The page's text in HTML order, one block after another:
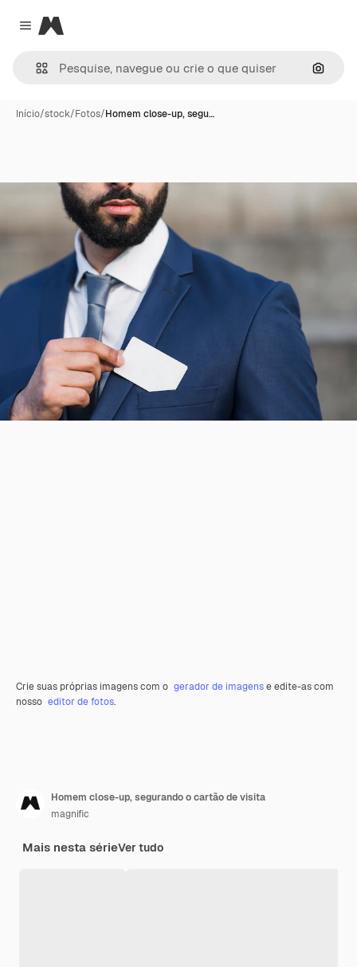
Close menu
Magnific
Início/stock/Fotos/Homem close-up, segu…
Crie suas próprias imagens com o gerador de imagense edite-as com
nosso editor de fotos.
Homem close-up, segurando o cartão de visita
magnific
Mais nesta sérieVer tudo